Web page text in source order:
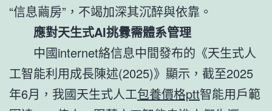
“信息繭房”，不竭加深其沉醉與依靠。
應對天生式AI挑釁需體系管理
中國internet絡信息中間發布的《天生式人
工智能利用成長陳述(2025)》顯示，截至2025
年6月，我國天生式人工包養價格ptt智能用戶範